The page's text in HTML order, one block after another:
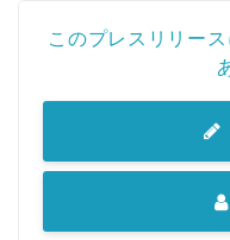
このプレスリリー